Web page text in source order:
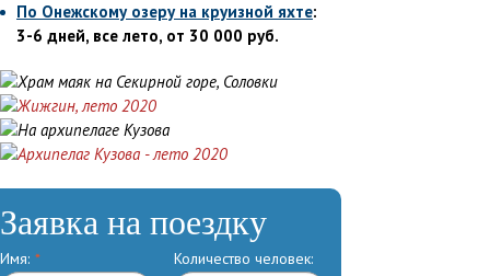
По Онежскому озеру на круизной яхте:
3-6 дней, все лето, от 30 000 руб.
Заявка на поездку
Имя: * Количество человек: